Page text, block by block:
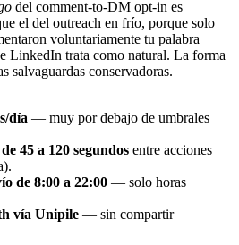
del comment-to-DM opt-in es
el del outreach en frío, porque solo
voluntariamente tu palabra
LinkedIn trata como natural. La forma
salvaguardas conservadoras.
día — muy por debajo de umbrales
45 a 120 segundos entre acciones
de 8:00 a 22:00 — solo horas
vía Unipile — sin compartir